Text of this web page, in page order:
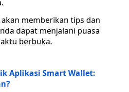
memberikan tips dan
dapat menjalani puasa
berbuka.
Aplikasi Smart Wallet: